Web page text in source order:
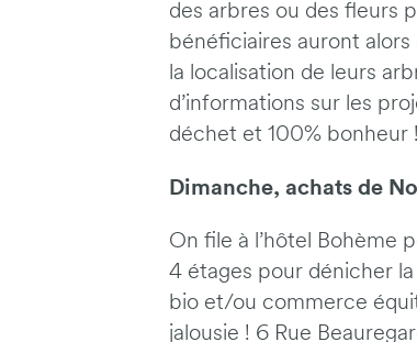
des arbres ou des fleurs
bénéficiaires auront
la localisation de leurs
d’informations sur les
déchet et 100% bonheur !
Dimanche, achats de
On file à l’hôtel Bohème
4 étages pour dénicher
bio et/ou commerce
jalousie ! 6 Rue